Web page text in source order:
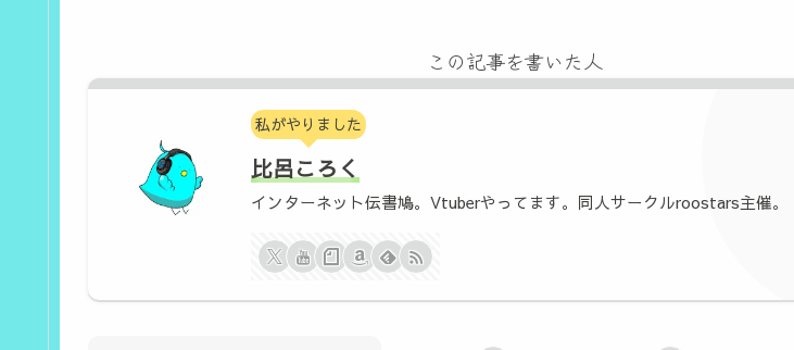
この記事を書いた人
私がやりました
比呂ころく
インターネット伝書鳩。Vtuberやってます。同人サークルroostars主催。